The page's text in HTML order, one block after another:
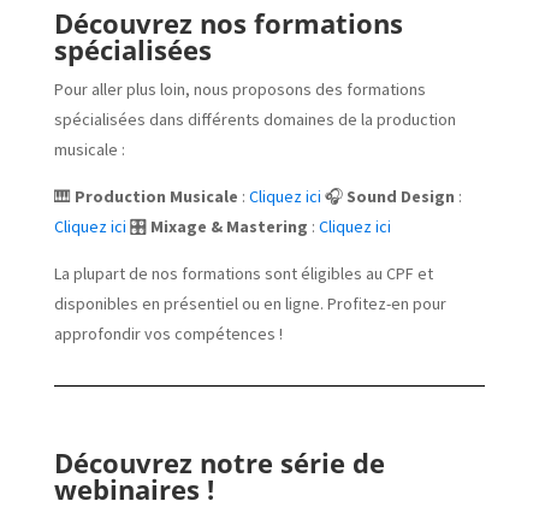
Découvrez nos formations
spécialisées
Pour aller plus loin, nous proposons des formations
spécialisées dans différents domaines de la production
musicale :
🎹 Production Musicale : Cliquez ici 🎧 Sound Design :
Cliquez ici 🎛️ Mixage & Mastering : Cliquez ici
La plupart de nos formations sont éligibles au CPF et
disponibles en présentiel ou en ligne. Profitez-en pour
approfondir vos compétences !
Découvrez notre série de
webinaires !